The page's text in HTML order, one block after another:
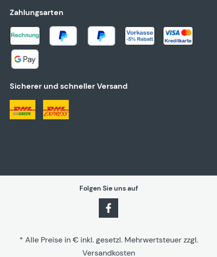
Zahlungsarten
Sicherer und schneller Versand
Folgen Sie uns auf
* Alle Preise in € inkl. gesetzl. Mehrwertsteuer zzgl.
Versandkosten